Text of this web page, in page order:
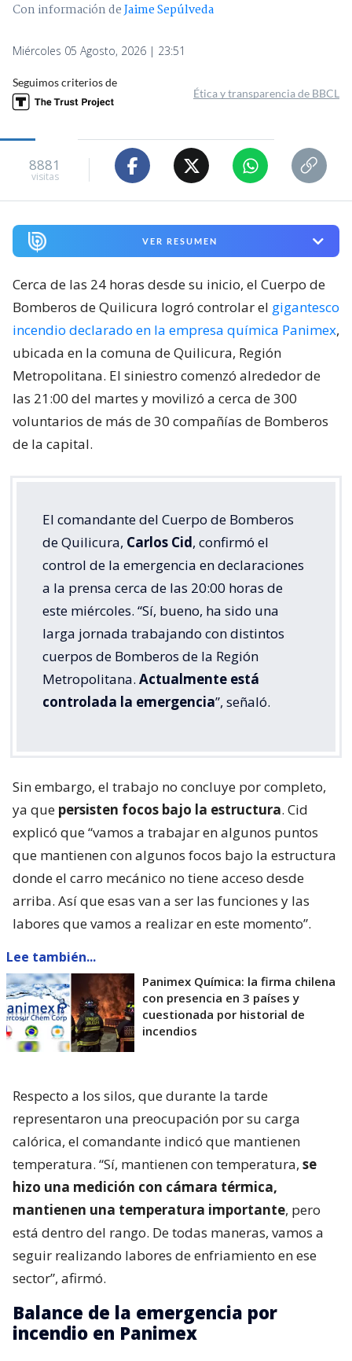
Con información deJaime Sepúlveda
Miércoles 05 Agosto, 2026 | 23:51
Seguimos criterios de
Ética y transparencia de BBCL
8881
visitas
VER RESUMEN
Cerca de las 24 horas desde su inicio, el Cuerpo de
Bomberos de Quilicura logró controlar el gigantesco
incendio declarado en la empresa química Panimex,
ubicada en la comuna de Quilicura, Región
Metropolitana. El siniestro comenzó alrededor de
las 21:00 del martes y movilizó a cerca de 300
voluntarios de más de 30 compañías de Bomberos
de la capital.
El comandante del Cuerpo de Bomberos
de Quilicura, Carlos Cid, confirmó el
control de la emergencia en declaraciones
a la prensa cerca de las 20:00 horas de
este miércoles. “Sí, bueno, ha sido una
larga jornada trabajando con distintos
cuerpos de Bomberos de la Región
Metropolitana. Actualmente está
controlada la emergencia”, señaló.
Sin embargo, el trabajo no concluye por completo,
ya que persisten focos bajo la estructura. Cid
explicó que “vamos a trabajar en algunos puntos
que mantienen con algunos focos bajo la estructura
donde el carro mecánico no tiene acceso desde
arriba. Así que esas van a ser las funciones y las
labores que vamos a realizar en este momento”.
Lee también...
Panimex Química: la firma chilena
con presencia en 3 países y
cuestionada por historial de
incendios
Respecto a los silos, que durante la tarde
representaron una preocupación por su carga
calórica, el comandante indicó que mantienen
temperatura. “Sí, mantienen con temperatura, se
hizo una medición con cámara térmica,
mantienen una temperatura importante, pero
está dentro del rango. De todas maneras, vamos a
seguir realizando labores de enfriamiento en ese
sector”, afirmó.
Balance de la emergencia por
incendio en Panimex